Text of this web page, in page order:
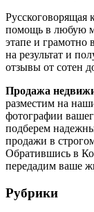
помощь в любую
этапе и грамотно
на результат и
отзывы от сотен
Продажа
разместим на
фотографии
подберем
продажи в
Обратившись в
передадим ваше
Рубрики